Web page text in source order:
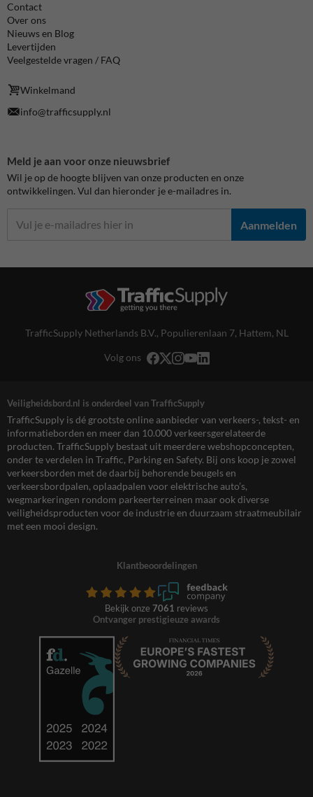
Contact
Over ons
Nieuws en Blog
Levertijden
Veelgestelde vragen / FAQ
Winkelmand
info@trafficsupply.nl
Meld je aan voor onze nieuwsbrief
Wil je op de hoogte blijven van onze producten en onze
ontwikkelingen. Vul dan hieronder je e-mailadres in.
Aanmelden
TrafficSupply Netherlands B.V., Populierenlaan 7, Hattem, NL
Volg ons
Veiligheidsbord.nl is onderdeel van TrafficSupply
TrafficSupply is dé grootste online aanbieder van verkeers-, tekst- en
informatieborden en meer dan 10.000 verkeersgerelateerde
producten. TrafficSupply bestaat uit meerdere webshopconcepten,
onder te verdelen in Traffic, Parking en Safety. Bij ons koop je zowel
verkeersborden met de daarbij behorende beugels en
verkeersbordpalen, oplaadpalen voor elektrische auto’s,
wegmarkeringen rondom parkeerterreinen maar ook diverse
veiligheidsproducten voor de industrie en duurzaam straatmeubilair
met een mooi design.
Klantbeoordelingen
Bekijk onze 7061 reviews
Ontvanger prestigieuze awards